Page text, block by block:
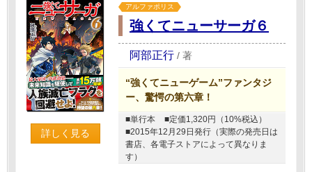
詳しく見る
アルファポリス
強くてニューサーガ６
阿部正行 / 著
“強くてニューゲーム”ファンタジ
ー、驚愕の第六章！
■単行本
■定価1,320円（10%税込）
■2015年12月29日発行（実際の発売日は
書店、各電子ストアによって異なりま
す）